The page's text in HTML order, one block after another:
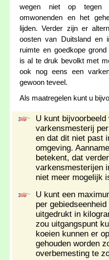
wegen niet op tegen
omwonenden en het
lijden. Verder zijn er
oosten van Duitsland en
ruimte en goedkope grond
is al te druk bevolkt met
ook nog eens een
gewoon teveel.
Als maatregelen kunt u
U kunt
varkensmesterij
en dat dit niet past
omgeving.
betekent, dat
varkensmesterijen
niet meer mogelijk
U kunt een
per
uitgedrukt in
zou uitgangspunt
koeien kunnen er
gehouden worden
overbemesting te